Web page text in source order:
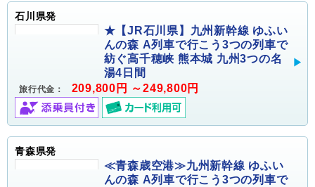
石川県発
★【JR石川県】九州新幹線 ゆふい
んの森 A列車で行こう3つの列車で
紡ぐ高千穂峡 熊本城 九州3つの名
湯4日間
旅行代金： 209,800円 ～249,800円
青森県発
≪青森歳空港≫九州新幹線 ゆふい
んの森 A列車で行こう3つの列車で